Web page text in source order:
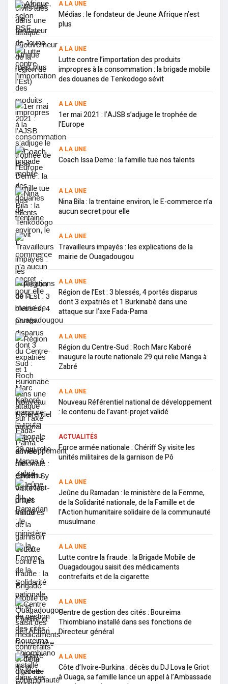
A LA UNE
Médias : le fondateur de Jeune Afrique n’est
plus
A LA UNE
Lutte contre l’importation des produits
impropres à la consommation : la brigade mobile
des douanes de Tenkodogo sévit
A LA UNE
1er mai 2021 : l’AJSB s’adjuge le trophée de
l’Europe
A LA UNE
Coach Issa Deme : la famille tue nos talents
A LA UNE
Nina Bila : la trentaine environ, le E-commerce n’a
aucun secret pour elle
A LA UNE
Travailleurs impayés : les explications de la
mairie de Ouagadougou
A LA UNE
Région de l’Est : 3 blessés, 4 portés disparus
dont 3 expatriés et 1 Burkinabè dans une
attaque sur l’axe Fada-Pama
A LA UNE
Région du Centre-Sud : Roch Marc Kaboré
inaugure la route nationale 29 qui relie Manga à
Zabré
A LA UNE
Nouveau Référentiel national de développement
: le contenu de l’avant-projet validé
ACTUALITÉS
Force armée nationale : Chériff Sy visite les
unités militaires de la garnison de Pô
A LA UNE
Jeûne du Ramadan : le ministère de la Femme,
de la Solidarité nationale, de la Famille et de
l’Action humanitaire solidaire de la communauté
musulmane
A LA UNE
Lutte contre la fraude : la Brigade Mobile de
Ouagadougou saisit des médicaments
contrefaits et de la cigarette
A LA UNE
Centre de gestion des cités : Boureima
Thiombiano installé dans ses fonctions de
Directeur général
A LA UNE
Côte d’Ivoire-Burkina : décès du DJ Lova le Griot
à Ouaga, sa famille lance un appel à l’Ambassade